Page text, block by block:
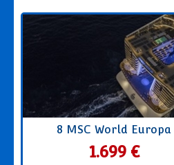
8 MSC World Europa
1.699 €